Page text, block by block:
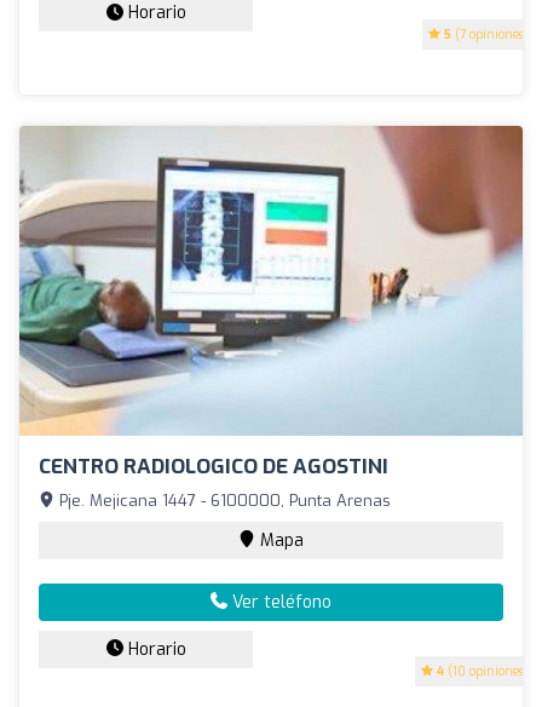
5 (7 opiniones)
Horario
CENTRO RADIOLOGICO DE AGOSTINI
4 (10 opiniones)
Pje. Mejicana 1447 - 6100000, Punta Arenas
Mapa
Ver teléfono
Horario